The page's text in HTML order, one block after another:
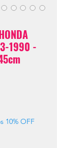
1990 -
10% OFF